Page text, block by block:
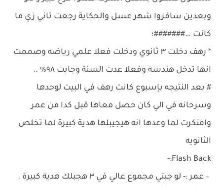
وبعدين سافروا شهر عسل والحكاية رجعت تاني زي ما
كانت …#######؛
* رهف دخلت ٣ ثانوي ودخلت فعلا علمي رياضه وصممت
انها تدخل هندسه وفعلا عدت السنة وجابت ٩٨٪ ..
# بعد النتيجه بإسبوع كانت رهف في البيت لوحدها
وسرحانه في الي كان حصل معاها قبل كدا من عمر
وافتكرت لما وعدها انه هيجيبلها هدية كبيرة لما تخلص
الثانويه
Flash Back:-
– عمر :- لو جبتي مجموع عالي في ٣ هجبلك هدية كبيرة .